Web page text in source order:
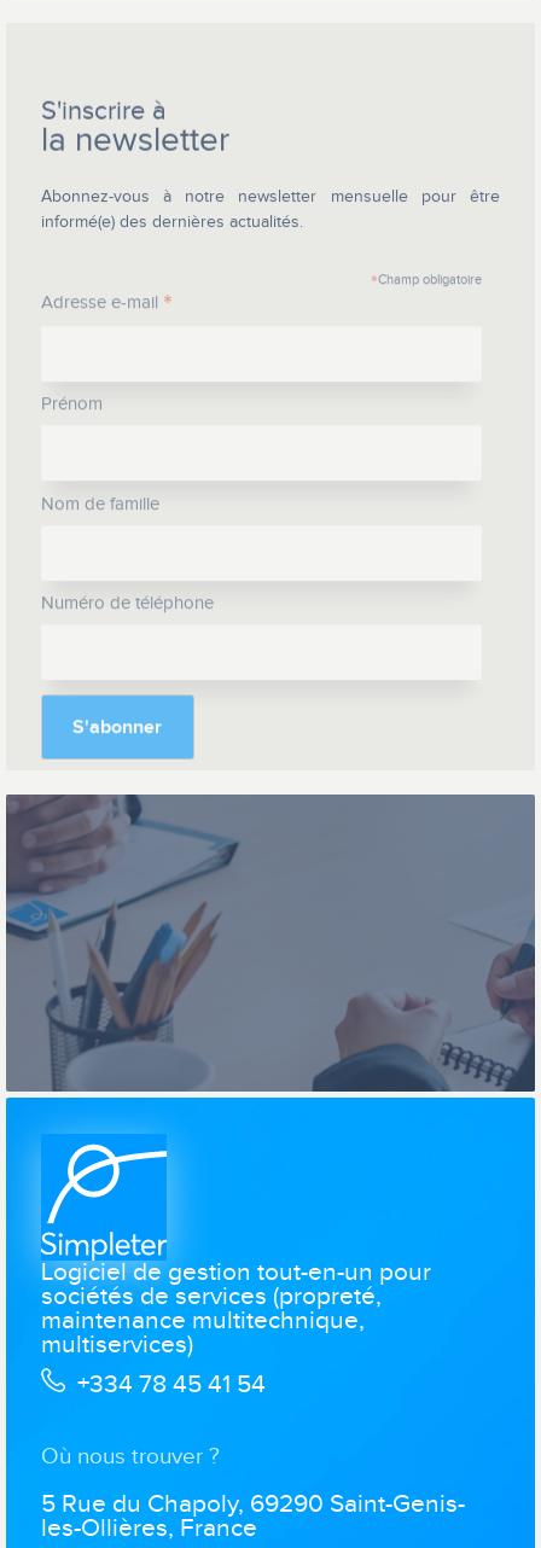
S'inscrire à
la newsletter
Abonnez-vous à notre newsletter mensuelle pour être
informé(e) des dernières actualités.
*Champ obligatoire
Adresse e-mail *
Prénom
Nom de famille
Numéro de téléphone
Logiciel de gestion tout-en-un pour
sociétés de services (propreté,
maintenance multitechnique,
multiservices)
+334 78 45 41 54
Où nous trouver ?
5 Rue du Chapoly, 69290 Saint-Genis-
les-Ollières, France